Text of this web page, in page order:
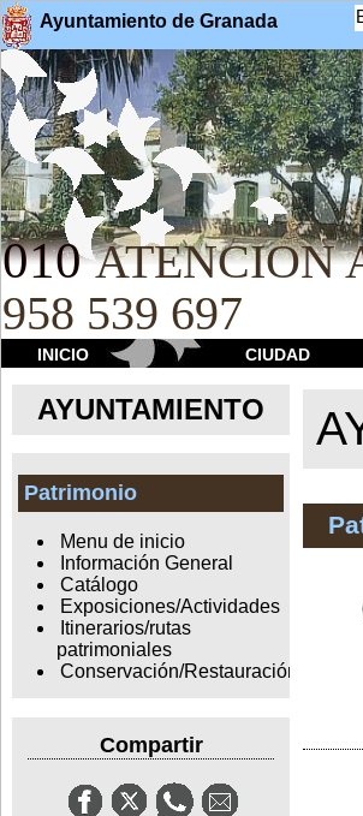
Ayuntamiento de Granada
010 ATENCION
958 539 697
INICIO CIUDAD
AYUNTAMIENTO
Patrimonio
Menu de inicio
Información General
Catálogo
Exposiciones/Actividades
Itinerarios/rutas
patrimoniales
Conservación/Restauración
Compartir